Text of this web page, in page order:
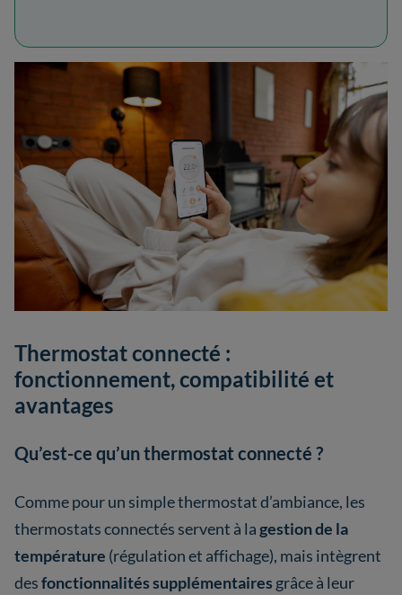
Thermostat connecté :
fonctionnement, compatibilité et
avantages
Qu’est-ce qu’un thermostat connecté ?
Comme pour un simple thermostat d’ambiance, les
thermostats connectés servent à lagestion de la
température (régulation et affichage), mais intègrent
desfonctionnalités supplémentaires grâce à leur